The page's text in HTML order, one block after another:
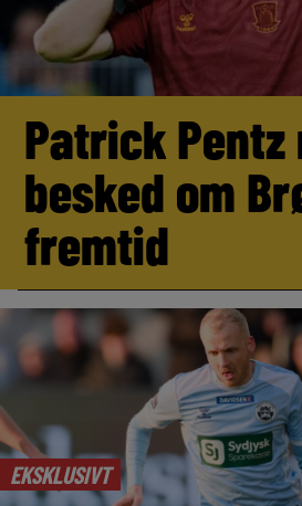
Patrick
besked om
fremtid
EKSKLUSIVT